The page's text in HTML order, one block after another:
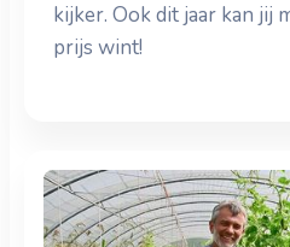
kijker. Ook dit jaar kan jij
prijs wint!